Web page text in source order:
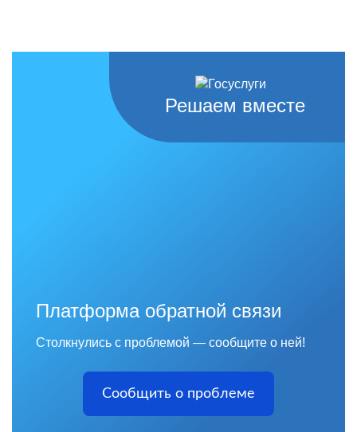
Решаем вместе
Платформа обратной связи
Столкнулись с проблемой — сообщите о ней!
Сообщить о проблеме